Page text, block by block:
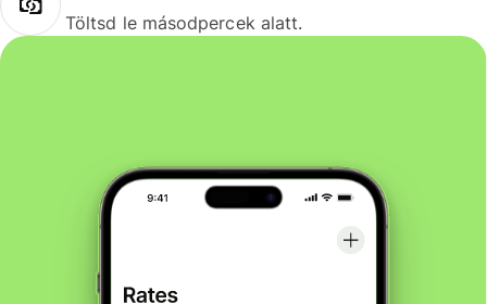
Töltsd le másodpercek alatt.